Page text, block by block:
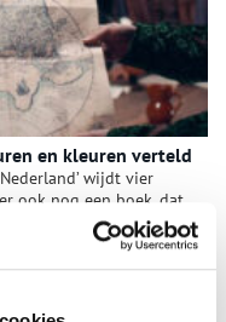
en kleuren verteld
wijdt vier
ook nog een boek, dat
in 2025 het 750-